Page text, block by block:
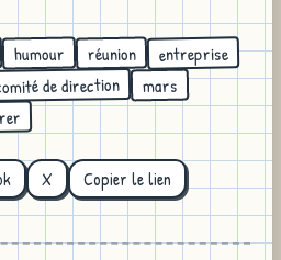
humour réunion entreprise
de direction mars
X Copier le lien